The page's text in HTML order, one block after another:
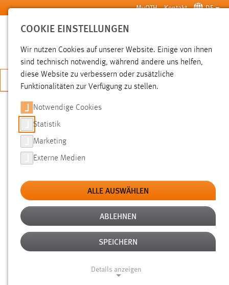
Zum Hauptinhalt springen MyOTH Kontakt DE
SUCHE
JETZT BEWERBEN
SUCHE
FILTER
Typ
Erstellungsdatum
Alter
COOKIE EINSTELLUNGEN
Wir nutzen Cookies auf unserer Website. Einige von ihnen
sind technisch notwendig, während andere uns helfen,
diese Website zu verbessern oder zusätzliche
Funktionalitäten zur Verfügung zu stellen.
Notwendige Cookies
Statistik
Marketing
Externe Medien
ALLE AUSWÄHLEN
ABLEHNEN
SPEICHERN
Details anzeigen